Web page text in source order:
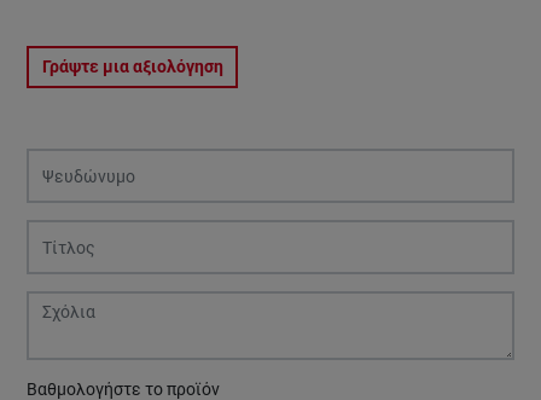
Γράψτε μια αξιολόγηση
Βαθμολογήστε το προϊόν